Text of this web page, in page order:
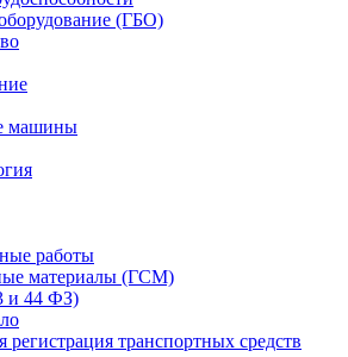
(ГБО)
машины
работы
материалы (ГСМ)
и 44 ФЗ)
регистрация транспортных средств